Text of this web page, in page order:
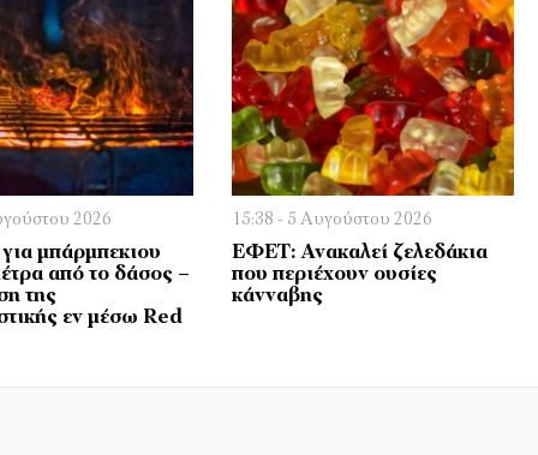
2026
μπάρμπεκιου
από το δάσος –
της
εν μέσω Red
15:38 - 5 Αυγούστου 2026
ΕΦΕΤ: Aνακαλεί ζελεδάκια
που περιέχουν ουσίες
κάνναβης